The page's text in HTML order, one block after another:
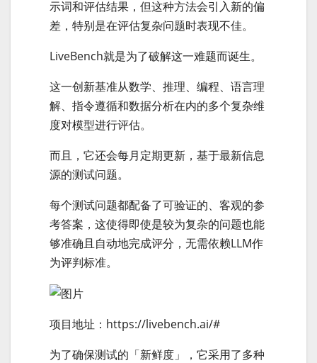
示词和评估结果，但这种方法会引入新的偏
差，特别是在评估复杂问题时表现不佳。
LiveBench就是为了破解这一难题而诞生。
这一创新基准从数学、推理、编程、语言理
解、指令遵循和数据分析在内的多个复杂维
度对模型进行评估。
而且，它还会每月定期更新，基于最新信息
源的测试问题。
每个测试问题都配备了可验证的、客观的参
考答案，这使得即使是较为复杂的问题也能
够准确且自动地完成评分，无需依赖LLM作
为评判标准。
项目地址：https://livebench.ai/#
为了确保测试的「新鲜度」，它采用了多种